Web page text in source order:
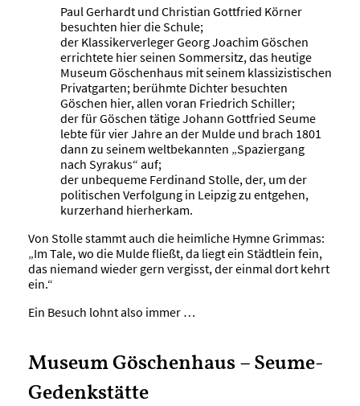
Paul Gerhardt und Christian Gottfried Körner
besuchten hier die Schule;
der Klassikerverleger Georg Joachim Göschen
errichtete hier seinen Sommersitz, das heutige
Museum Göschenhaus mit seinem klassizistischen
Privatgarten; berühmte Dichter besuchten
Göschen hier, allen voran Friedrich Schiller;
der für Göschen tätige Johann Gottfried Seume
lebte für vier Jahre an der Mulde und brach 1801
dann zu seinem weltbekannten „Spaziergang
nach Syrakus“ auf;
der unbequeme Ferdinand Stolle, der, um der
politischen Verfolgung in Leipzig zu entgehen,
kurzerhand hierherkam.
Von Stolle stammt auch die heimliche Hymne Grimmas:
„Im Tale, wo die Mulde fließt, da liegt ein Städtlein fein,
das niemand wieder gern vergisst, der einmal dort kehrt
ein.“
Ein Besuch lohnt also immer …
Museum Göschenhaus – Seume-
Gedenkstätte